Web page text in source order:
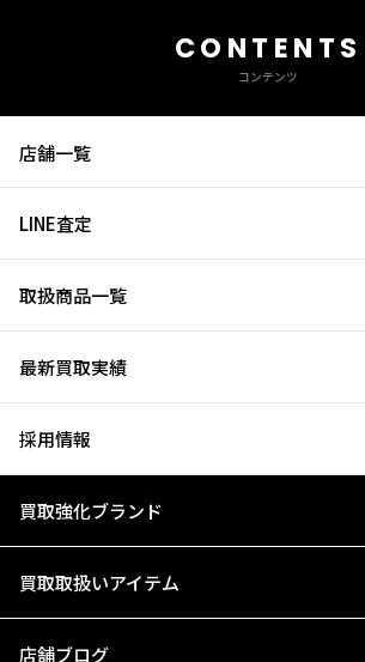
CONTENTS
コンテンツ
店舗一覧
LINE査定
取扱商品一覧
最新買取実績
採用情報
買取強化ブランド
買取取扱いアイテム
店舗ブログ